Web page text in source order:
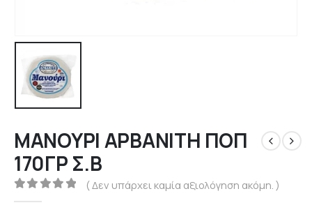
ΜΑΝΟΥΡΙ ΑΡΒΑΝΙΤΗ ΠΟΠ
170ΓΡ Σ.Β
0out of 5
( Δεν υπάρχει καμία αξιολόγηση ακόμη. )